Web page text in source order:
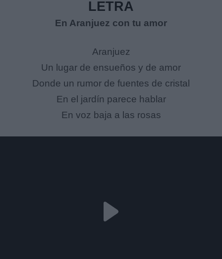
LETRA
En Aranjuez con tu amor
Aranjuez
Un lugar de ensueños y de amor
Donde un rumor de fuentes de cristal
En el jardín parece hablar
En voz baja a las rosas